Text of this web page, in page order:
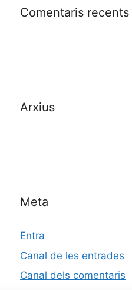
Comentaris recents
Arxius
Meta
Entra
Canal de les entrades
Canal dels comentaris